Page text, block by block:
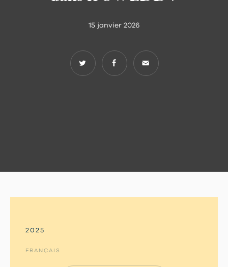
15 janvier 2026
2025
FRANÇAIS